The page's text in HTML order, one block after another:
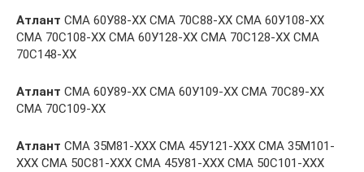
Атлант СМА 60У88-ХХ СМА 70С88-ХХ СМА 60У108-ХХ
СМА 70С108-ХХ СМА 60У128-ХХ СМА 70С128-ХХ СМА
70С148-ХХ
Атлант СМА 60У89-ХХ СМА 60У109-ХХ СМА 70С89-ХХ
СМА 70С109-ХХ
Атлант СМА 35М81-ХХХ СМА 45У121-ХХХ СМА 35М101-
ХХХ СМА 50С81-ХХХ СМА 45У81-ХХХ СМА 50С101-ХХХ